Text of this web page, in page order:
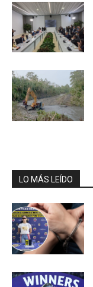
LO MÁS LEÍDO